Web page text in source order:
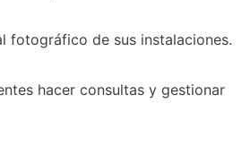
fotográfico de sus instalaciones.
hacer consultas y gestionar